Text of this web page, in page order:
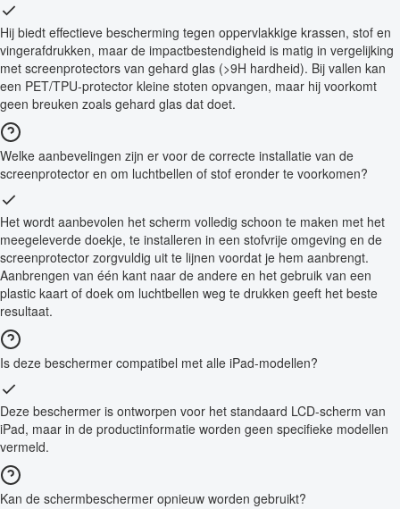
Hij biedt effectieve bescherming tegen oppervlakkige krassen, stof en
vingerafdrukken, maar de impactbestendigheid is matig in vergelijking
met screenprotectors van gehard glas (>9H hardheid). Bij vallen kan
een PET/TPU-protector kleine stoten opvangen, maar hij voorkomt
geen breuken zoals gehard glas dat doet.
Welke aanbevelingen zijn er voor de correcte installatie van de
screenprotector en om luchtbellen of stof eronder te voorkomen?
Het wordt aanbevolen het scherm volledig schoon te maken met het
meegeleverde doekje, te installeren in een stofvrije omgeving en de
screenprotector zorgvuldig uit te lijnen voordat je hem aanbrengt.
Aanbrengen van één kant naar de andere en het gebruik van een
plastic kaart of doek om luchtbellen weg te drukken geeft het beste
resultaat.
Is deze beschermer compatibel met alle iPad-modellen?
Deze beschermer is ontworpen voor het standaard LCD-scherm van
iPad, maar in de productinformatie worden geen specifieke modellen
vermeld.
Kan de schermbeschermer opnieuw worden gebruikt?